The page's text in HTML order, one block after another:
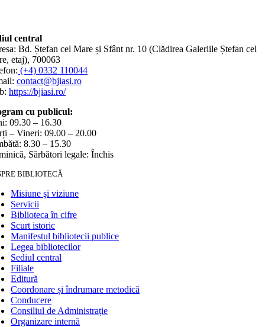
central
Bd. Ștefan cel Mare și Sfânt nr. 10 (Clădirea Galeriile Ștefan cel
etaj), 700063
(+4) 0332 110044
contact@bjiasi.ro
https://bjiasi.ro/
cu publicul:
09.30 – 16.30
– Vineri: 09.00 – 20.00
8.30 – 15.30
Sărbători legale: Închis
BIBLIOTECĂ
Misiune şi viziune
Servicii
Biblioteca în cifre
Scurt istoric
Manifestul bibliotecii publice
Legea bibliotecilor
Sediul central
Filiale
Editură
Coordonare și îndrumare metodică
Conducere
Consiliul de Administrație
Organizare internă